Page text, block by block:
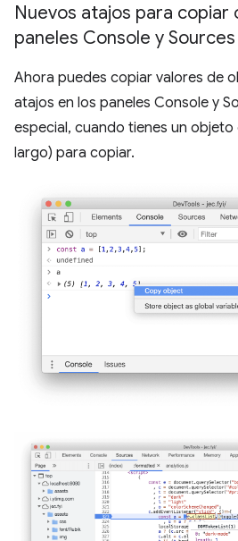
Nuevos atajos para copiar
paneles Console y Sources
Ahora puedes copiar valores de
atajos en los paneles Console y
especial, cuando tienes un objeto
largo) para copiar.